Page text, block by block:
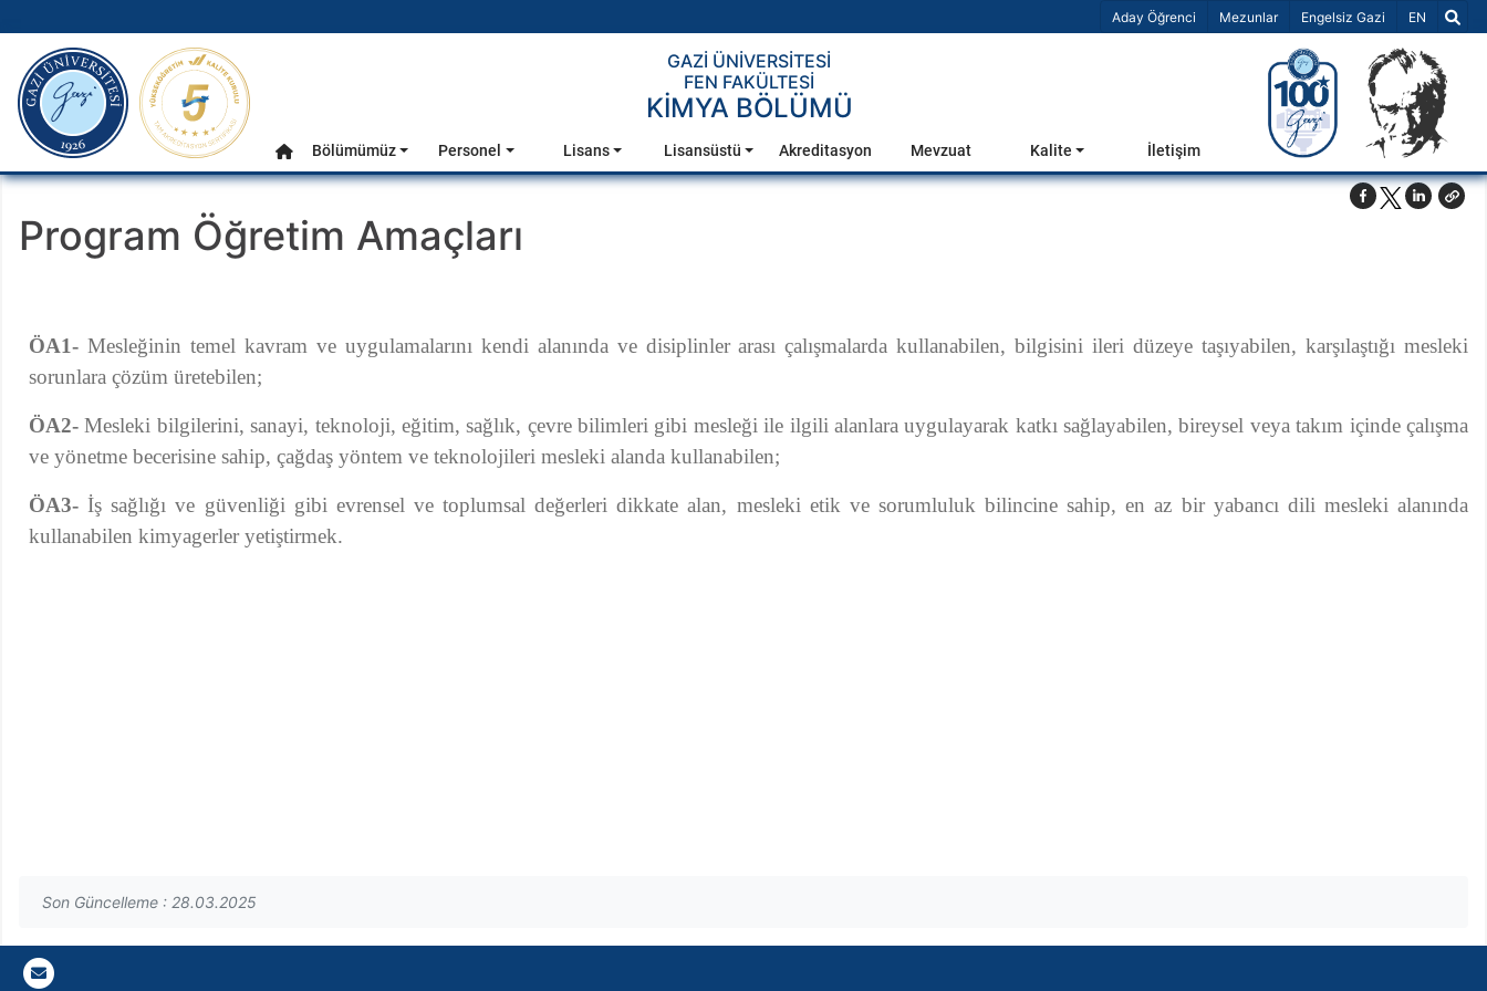
Aday Öğrenci Mezunlar Engelsiz Gazi Dil Seçiniz
EN
Ana Menü
gazi.edu.tr
GAZİ ÜNİVERSİTESİ
FEN FAKÜLTESİ
KİMYA BÖLÜMÜ
Anasayfa
Bölümümüz Personel Lisans Lisansüstü Akreditasyon Mevzuat Kalite İletişim
Program Öğretim Amaçları
ÖA1- Mesleğinin temel kavram ve uygulamalarını kendi alanında ve disiplinler arası çalışmalarda kullanabilen, bilgisini ileri düzeye taşıyabilen, karşılaştığı mesleki
sorunlara çözüm üretebilen;
ÖA2- Mesleki bilgilerini, sanayi, teknoloji, eğitim, sağlık, çevre bilimleri gibi mesleği ile ilgili alanlara uygulayarak katkı sağlayabilen, bireysel veya takım içinde çalışma
ve yönetme becerisine sahip, çağdaş yöntem ve teknolojileri mesleki alanda kullanabilen;
ÖA3- İş sağlığı ve güvenliği gibi evrensel ve toplumsal değerleri dikkate alan, mesleki etik ve sorumluluk bilincine sahip, en az bir yabancı dili mesleki alanında
kullanabilen kimyagerler yetiştirmek.
Son Güncelleme : 28.03.2025
Gazi E-Mail